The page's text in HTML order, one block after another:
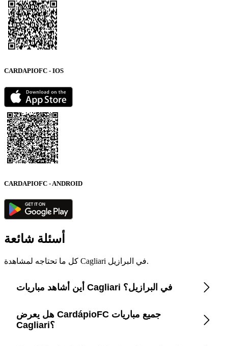
CARDAPIOFC - IOS
CARDAPIOFC - ANDROID
أسئلة شائعة
كل ما تحتاجه لمشاهدة Cagliari في البرازيل.
أين أشاهد مباريات Cagliari في البرازيل؟
استخدم تطبيق CardápioFC لرؤية قائمة فورية بالقنوات
هل يعرض CardápioFC جميع مباريات
Cagliari؟